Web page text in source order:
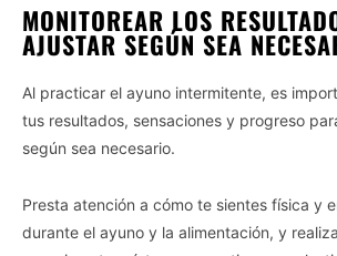
Downstream Participantsthat may further
third parties.
I want to opt-out of the Sharing of my
personal data.
Opted In
I want to opt-out of the Sale of my
Personal Data.
Opted In
MONITOREAR LOS
AJUSTAR SEGÚN SEA
Al practicar el ayuno intermitente, es
tus resultados, sensaciones y progreso
según sea necesario.
Presta atención a cómo te sientes física y
durante el ayuno y la alimentación, y